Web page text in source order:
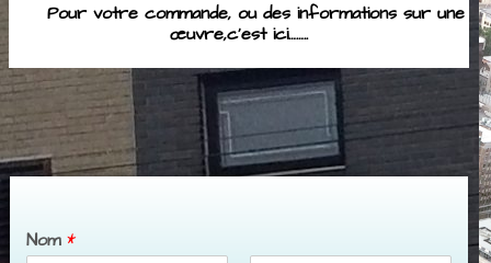
Pour votre commande, ou des informations sur une
œuvre,c’est ici……..
Nom *